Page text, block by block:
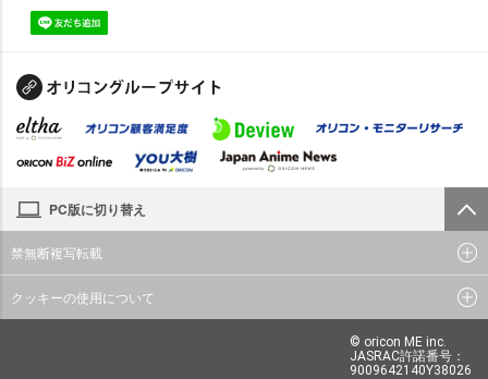
PC版に切り替え
禁無断複写転載
クッキーの使用について
© oricon ME inc.
JASRAC許諾番号：
9009642140Y38026